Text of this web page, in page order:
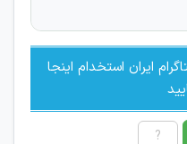
ایران استخدام اینجا